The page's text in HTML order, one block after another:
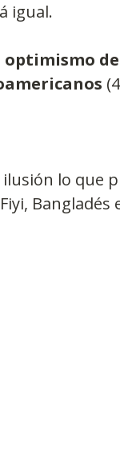
igual.
lo que
Bangladés